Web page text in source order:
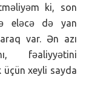
ki, son
eləcə də yan
var. Ən azı
fəaliyyətini
üçün xeyli sayda